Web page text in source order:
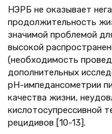
НЭРБ не оказывает
продолжительность
значимой проблемой
высокой
(необходимость
дополнительных
рН-импедансометрии
качества жизни,
кислотосупрессивной
рецидивов [10-13].